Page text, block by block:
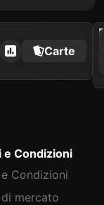
Carte
2021
e Condizioni
Condizioni
mercato